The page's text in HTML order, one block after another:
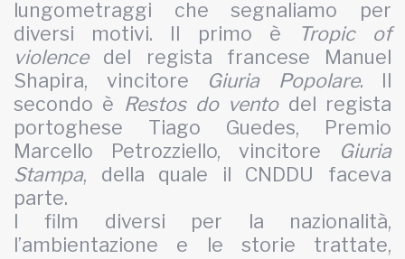
lungometraggi che segnaliamo per
diversi motivi. Il primo è
Tropic of
violencedel regista francese Manuel
Shapira, vincitore
Giuria Popolare. Il
secondo è Restos do ventodel regista
portoghese Tiago Guedes, Premio
Marcello Petrozziello, vincitore
Giuria
Stampa, della quale il CNDDU faceva
parte.
I film diversi per la nazionalità,
l’ambientazione e le storie trattate,